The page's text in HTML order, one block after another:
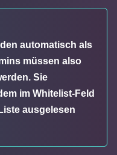
automatisch als
müssen also
Sie
im Whitelist-Feld
ausgelesen